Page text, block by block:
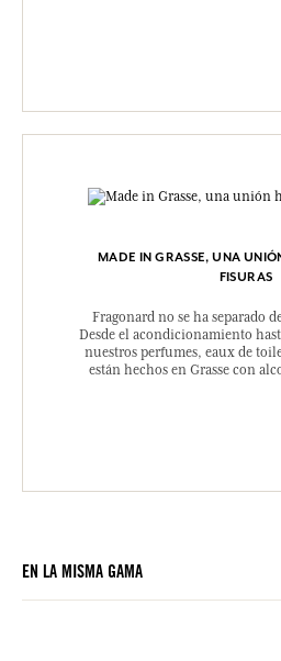
MADE IN GRASSE, UNA
FISURAS
Fragonard no se ha separado
Desde el acondicionamiento
nuestros perfumes, eaux de
están hechos en Grasse con
EN LA MISMA GAMA